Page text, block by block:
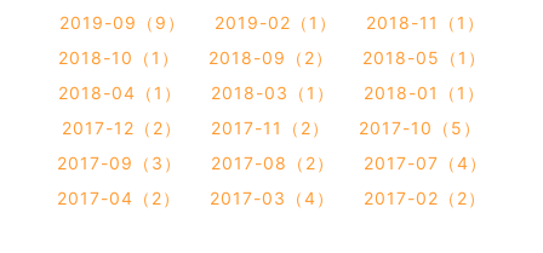
2019-09（9）
2019-02（1）
2018-11（1）
2018-10（1）
2018-09（2）
2018-05（1）
2018-04（1）
2018-03（1）
2018-01（1）
2017-12（2）
2017-11（2）
2017-10（5）
2017-09（3）
2017-08（2）
2017-07（4）
2017-04（2）
2017-03（4） 2017-02（2）